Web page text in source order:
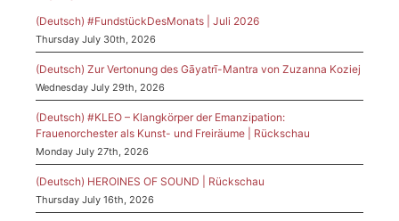
(Deutsch) #FundstückDesMonats | Juli 2026
Thursday July 30th, 2026
(Deutsch) Zur Vertonung des Gāyatrī-Mantra von Zuzanna Koziej
Wednesday July 29th, 2026
(Deutsch) #KLEO – Klangkörper der Emanzipation:
Frauenorchester als Kunst- und Freiräume | Rückschau
Monday July 27th, 2026
(Deutsch) HEROINES OF SOUND | Rückschau
Thursday July 16th, 2026